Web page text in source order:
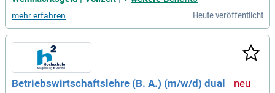
aster Professional.
mehr erfahren Heute veröffentlicht
Betriebswirtschaftslehre (B. A.) (m/w/d) dual